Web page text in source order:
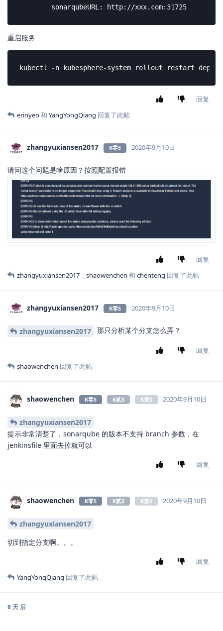
        sonarqubeURL: http://xxx.com:31725
重启服务
kubectl -n kubesphere-system rollout restart
回复
erinyeo和 YangYongQiang 回复了此帖
zhangyuxiansen2017 K零S 2020年9月10日
请问这个问题是啥原因？按照配置报错
回复
zhangyuxiansen2017 ， shaowenchen 和 chenteng 回复了此帖
zhangyuxiansen2017 K零S 2020年9月10日
zhangyuxiansen2017 那只分析某个分支怎么弄？
回复
shaowenchen 回复了此帖
shaowenchen K零S K贰S K壹S 2020年9月10日
zhangyuxiansen2017
提示非常清楚了，sonarqube 的版本不支持 branch 参数，在
jenkinsfile 里面去掉就可以
回复
shaowenchen K零S K贰S K壹S 2020年9月10日
zhangyuxiansen2017
切到指定分支啊。。。
回复
YangYongQiang 回复了此帖
8 天 后